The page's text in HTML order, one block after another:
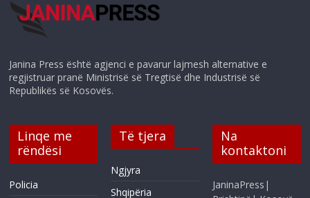
Janina Press është agjenci e pavarur lajmesh alternative e
regjistruar pranë Ministrisë së Tregtisë dhe Industrisë së
Republikës së Kosovës.
Linqe me
rëndësi
Policia
Të tjera
Ngjyra
Shqipëria
Na
kontaktoni
JaninaPress|